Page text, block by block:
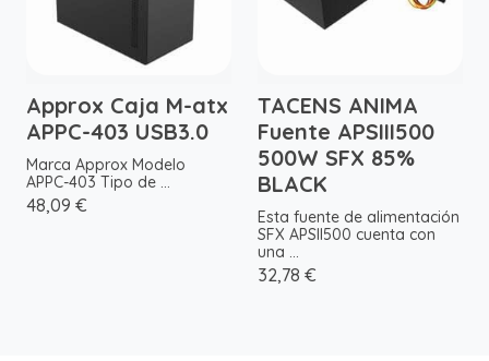
Approx Caja M-atx
APPC-403 USB3.0
Marca Approx Modelo
APPC-403 Tipo de ...
48,09 €
TACENS ANIMA
Fuente APSIII500
500W SFX 85%
BLACK
Esta fuente de alimentación
SFX APSII500 cuenta con
una ...
32,78 €